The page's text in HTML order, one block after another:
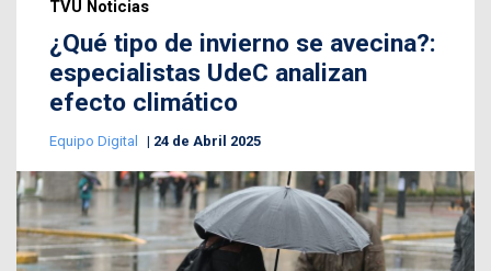
TVU Noticias
¿Qué tipo de invierno se avecina?:
especialistas UdeC analizan
efecto climático
Equipo Digital 24 de Abril 2025